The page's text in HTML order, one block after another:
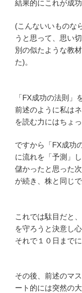
結果的にこれが成
(こんないいものな
うと思って、思い
別の似たような教
た)。
「FX成功の法則」
前述のように私は
を読む力にはちょ
ですから「FX成功
に流れを「予測」
儲かったと思った
が続き、株と同じ
これでは駄目だと
を守ろうと決意し
それで１０日まで
その後、前述のマ
ート的には突然の